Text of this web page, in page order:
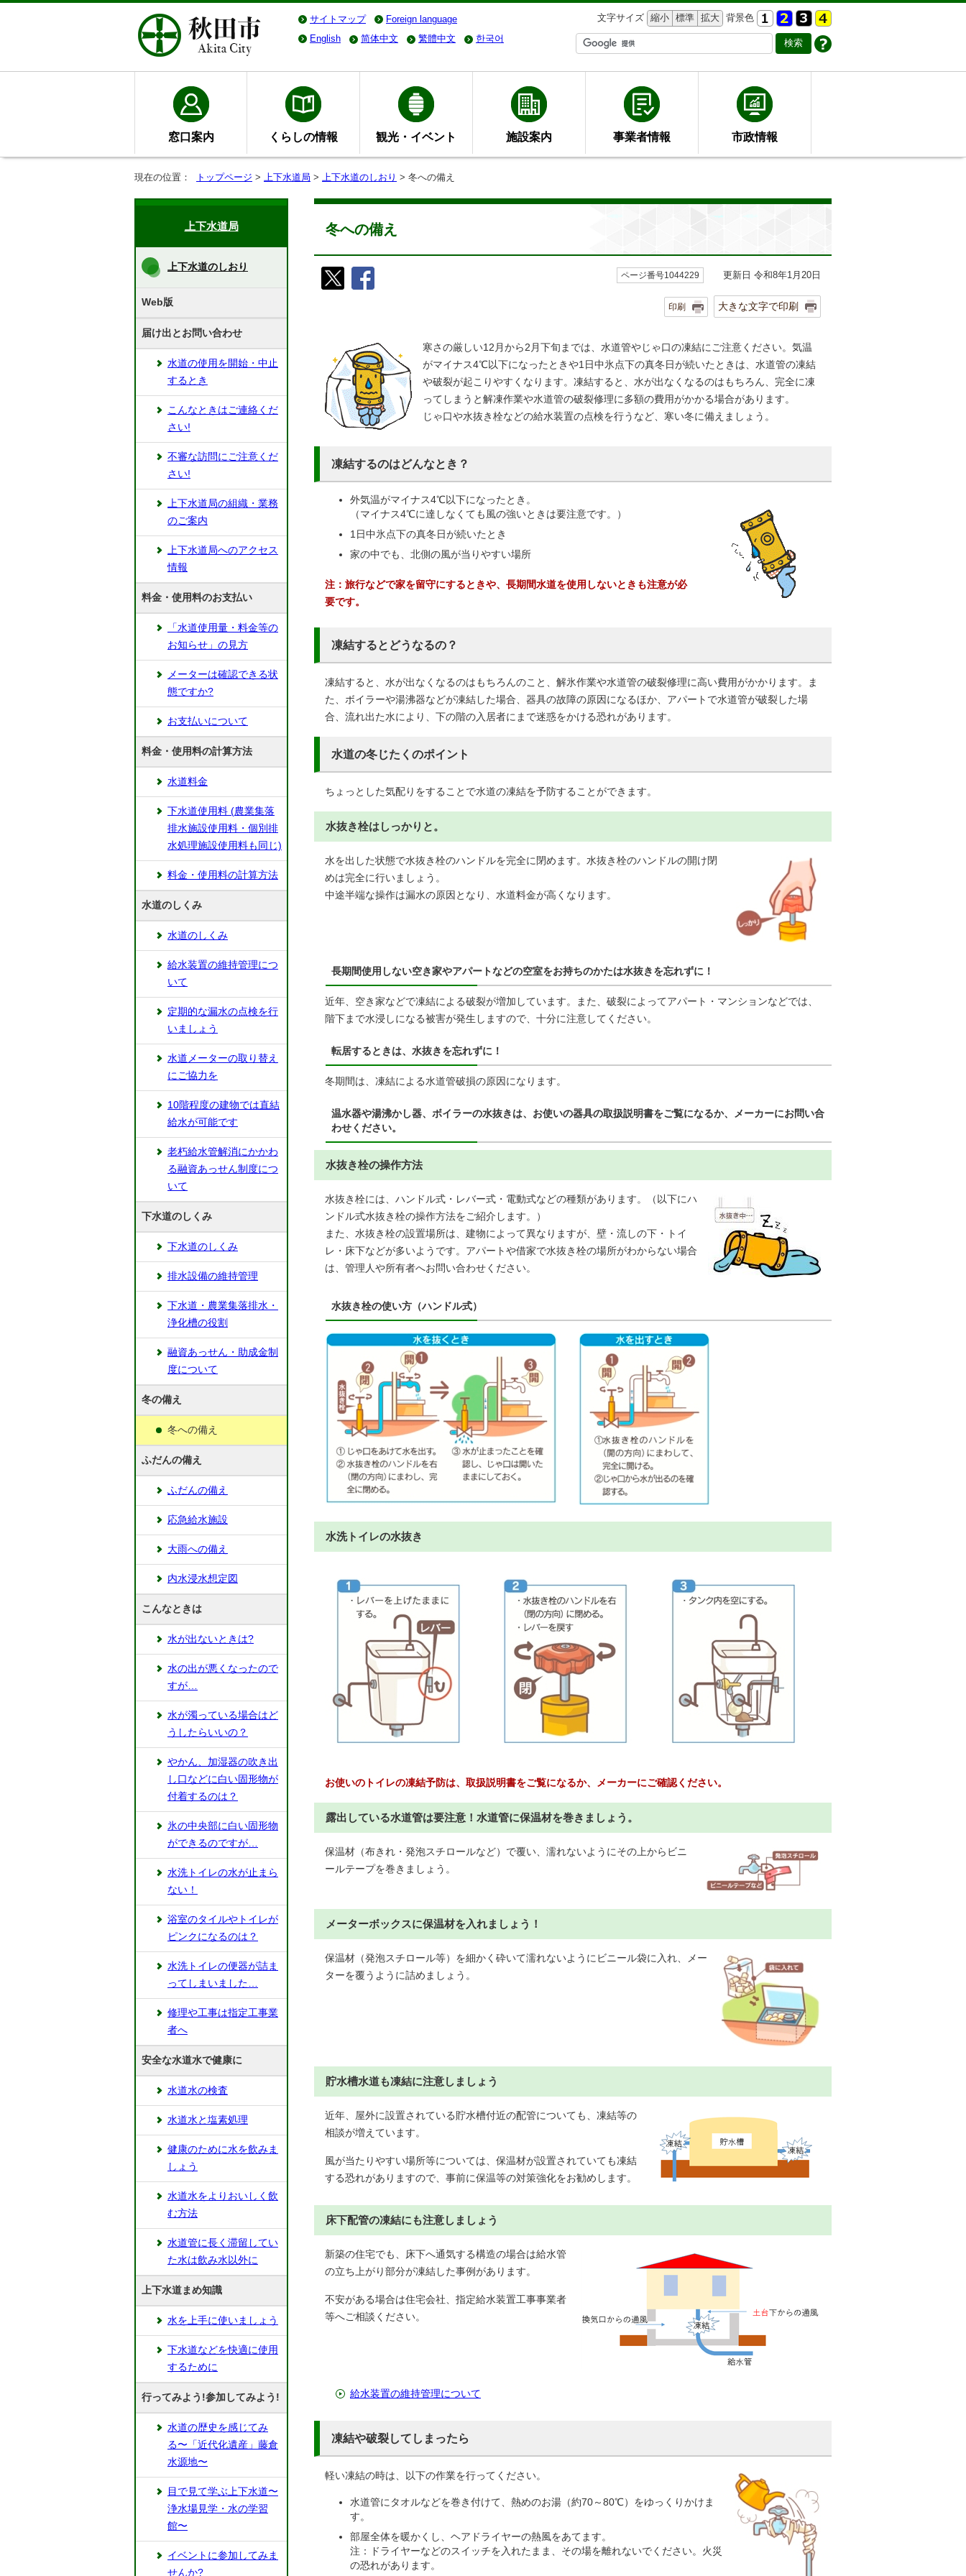
サイトマップ Foreign language 文字サイズ 縮小 標準 拡大 背景色
English
简体中文 繁體中文 한국어
窓口案内 くらしの情報 観光・イベント 施設案内 事業者情報 市政情報
現在の位置： トップページ > 上下水道局 > 上下水道のしおり > 冬への備え
冬への備え
ページ番号1044229 更新日 令和8年1月20日
印刷 大きな文字で印刷
寒さの厳しい12月から2月下旬までは、水道管やじゃ口の凍結にご注意ください。気温
がマイナス4℃以下になったときや1日中氷点下の真冬日が続いたときは、水道管の凍結
や破裂が起こりやすくなります。凍結すると、水が出なくなるのはもちろん、完全に凍
ってしまうと解凍作業や水道管の破裂修理に多額の費用がかかる場合があります。
じゃ口や水抜き栓などの給水装置の点検を行うなど、寒い冬に備えましょう。
凍結するのはどんなとき？
外気温がマイナス4℃以下になったとき。
（マイナス4℃に達しなくても風の強いときは要注意です。）
1日中氷点下の真冬日が続いたとき
家の中でも、北側の風が当りやすい場所
注：旅行などで家を留守にするときや、長期間水道を使用しないときも注意が必
要です。
凍結するとどうなるの？
凍結すると、水が出なくなるのはもちろんのこと、解氷作業や水道管の破裂修理に高い費用がかかります。ま
た、ボイラーや湯沸器などが凍結した場合、器具の故障の原因になるほか、アパートで水道管が破裂した場
合、流れ出た水により、下の階の入居者にまで迷惑をかける恐れがあります。
水道の冬じたくのポイント
ちょっとした気配りをすることで水道の凍結を予防することができます。
水抜き栓はしっかりと。
水を出した状態で水抜き栓のハンドルを完全に閉めます。水抜き栓のハンドルの開け閉
めは完全に行いましょう。
中途半端な操作は漏水の原因となり、水道料金が高くなります。
長期間使用しない空き家やアパートなどの空室をお持ちのかたは水抜きを忘れずに！
近年、空き家などで凍結による破裂が増加しています。また、破裂によってアパート・マンションなどでは、
階下まで水浸しになる被害が発生しますので、十分に注意してください。
転居するときは、水抜きを忘れずに！
冬期間は、凍結による水道管破損の原因になります。
温水器や湯沸かし器、ボイラーの水抜きは、お使いの器具の取扱説明書をご覧になるか、メーカーにお問い合
わせください。
水抜き栓の操作方法
水抜き栓には、ハンドル式・レバー式・電動式などの種類があります。（以下にハ
ンドル式水抜き栓の操作方法をご紹介します。）
また、水抜き栓の設置場所は、建物によって異なりますが、壁・流しの下・トイ
レ・床下などが多いようです。アパートや借家で水抜き栓の場所がわからない場合
は、管理人や所有者へお問い合わせください。
水抜き栓の使い方（ハンドル式）
水洗トイレの水抜き
お使いのトイレの凍結予防は、取扱説明書をご覧になるか、メーカーにご確認ください。
露出している水道管は要注意！水道管に保温材を巻きましょう。
保温材（布きれ・発泡スチロールなど）で覆い、濡れないようにその上からビニ
ールテープを巻きましょう。
メーターボックスに保温材を入れましょう！
保温材（発泡スチロール等）を細かく砕いて濡れないようにビニール袋に入れ、メー
ターを覆うように詰めましょう。
貯水槽水道も凍結に注意しましょう
近年、屋外に設置されている貯水槽付近の配管についても、凍結等の
相談が増えています。
風が当たりやすい場所等については、保温材が設置されていても凍結
する恐れがありますので、事前に保温等の対策強化をお勧めします。
床下配管の凍結にも注意しましょう
新築の住宅でも、床下へ通気する構造の場合は給水管
の立ち上がり部分が凍結した事例があります。
不安がある場合は住宅会社、指定給水装置工事事業者
等へご相談ください。
給水装置の維持管理について
凍結や破裂してしまったら
軽い凍結の時は、以下の作業を行ってください。
水道管にタオルなどを巻き付けて、熱めのお湯（約70～80℃）をゆっくりかけま
す。
部屋全体を暖かくし、ヘアドライヤーの熱風をあてます。
注：ドライヤーなどのスイッチを入れたまま、その場を離れないでください。火災
の恐れがあります。
上下水道局
上下水道のしおり
Web版
届け出とお問い合わせ
水道の使用を開始・中止
するとき
こんなときはご連絡くだ
さい!
不審な訪問にご注意くだ
さい!
上下水道局の組織・業務
のご案内
上下水道局へのアクセス
情報
料金・使用料のお支払い
「水道使用量・料金等の
お知らせ」の見方
メーターは確認できる状
態ですか?
お支払いについて
料金・使用料の計算方法
水道料金
下水道使用料 (農業集落
排水施設使用料・個別排
水処理施設使用料も同じ)
料金・使用料の計算方法
水道のしくみ
水道のしくみ
給水装置の維持管理につ
いて
定期的な漏水の点検を行
いましょう
水道メーターの取り替え
にご協力を
10階程度の建物では直結
給水が可能です
老朽給水管解消にかかわ
る融資あっせん制度につ
いて
下水道のしくみ
下水道のしくみ
排水設備の維持管理
下水道・農業集落排水・
浄化槽の役割
融資あっせん・助成金制
度について
冬の備え
冬への備え
ふだんの備え
ふだんの備え
応急給水施設
大雨への備え
内水浸水想定図
こんなときは
水が出ないときは?
水の出が悪くなったので
すが…
水が濁っている場合はど
うしたらいいの？
やかん、加湿器の吹き出
し口などに白い固形物が
付着するのは？
氷の中央部に白い固形物
ができるのですが…
水洗トイレの水が止まら
ない！
浴室のタイルやトイレが
ピンクになるのは？
水洗トイレの便器が詰ま
ってしまいました…
修理や工事は指定工事業
者へ
安全な水道水で健康に
水道水の検査
水道水と塩素処理
健康のために水を飲みま
しょう
水道水をよりおいしく飲
む方法
水道管に長く滞留してい
た水は飲み水以外に
上下水道まめ知識
水を上手に使いましょう
下水道などを快適に使用
するために
行ってみよう!参加してみよう!
水道の歴史を感じてみ
る〜「近代化遺産」藤倉
水源地〜
目で見て学ぶ上下水道〜
浄水場見学・水の学習
館〜
イベントに参加してみま
せんか?